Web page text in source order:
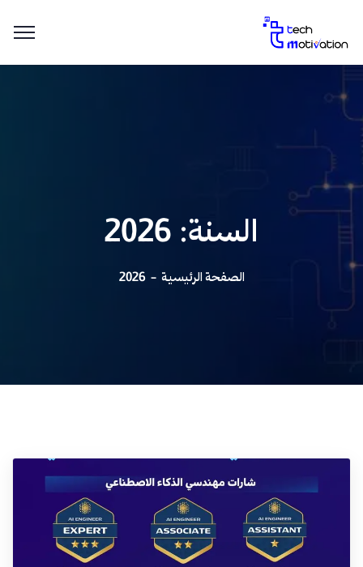
السنة: 2026
الصفحة الرئيسية 2026